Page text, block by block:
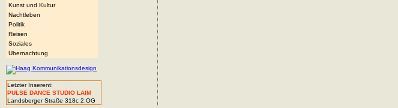
Kunst und Kultur
Nachtleben
Politik
Reisen
Soziales
Übernachtung
Letzter Inserent:
PULSE DANCE STUDIO LAIM
Landsberger Straße 318c 2.OG